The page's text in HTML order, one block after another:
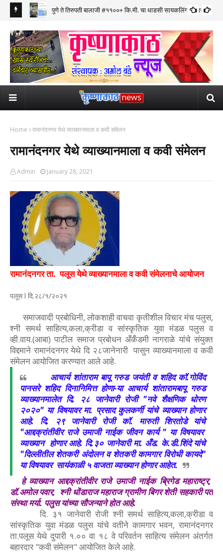
पुणे ते तिरुपती बालाजी #११००+ कि.मी. चा धाडसी सायकलिंग प्रवास पूर्ण
Home रामानंदनगर येथे व्याख्यानमाला व कवी संमेलन
रामानंदनगर येथे व्याख्यानमाला व कवी संमेलन
Admin January 28, 2021
रामानंदनगर ता. पलूस येथे व्याख्यानमाला व कवी संमेलनाचे आयोजन
पलूस l दि.२८/१/२०२१
समाजवादी प्रबोधिनी, लोकशाही वाचवा कृतीशील विचार मंच पलुस,
श्नी समर्थ साहित्य,कला,क्रीडा व सांस्कृतिक युवा मंडळ पलुस व
व्ही.वाय.(आबा) पाटील समाज प्रबोधन अँकँडमी नागराळे यांचे संयुक्त
विद्दमाने रामानंदनगर येथे दि २८जानेनारी पासुन व्याख्यानमाला व कवी
संमेलन आयोजित करण्यात आले आहे.
आचार्य शांताराम बापू गरुड जयंती व शहिद कॉ.गोविंद
पानसरे शहिद दिनानिमित्त होणा-या आचार्य शांतारामबापू गरुड
व्याख्यानमालेत दि. २८ जानेवारी रोजी "नवे शैक्षणिक धोरण
२०२०" या विषयावर मा. प्रसाद कुलकर्णी यांचे व्याख्यान होणार
आहे. दि. २९ जानेवारी रोजी कॉ. मारुती शिरतोडे यांचे
"आद्दक्रांतीवीर राजे उमाजी नाईक जीवन कार्य " या विषयावर
व्याख्यान होणार आहे. दि.३० जानेवारी मा. अँड. के.डी.शिंदे यांचे
"दिल्लीतील शेतकरी अंदोलन व शेतकरी कामगार विरोधी कायदे"
या विषयावर सायंकाळी ५ वाजता व्याख्यान होणार आहेत.
हे व्याख्यान आद्दक्रांतीवीर राजे उमाजी नाईक ब्रिगेड महाराष्ट्र,
डॉ.अमोल पवार, श्नी धोंडाराज महाराज ग्रामीण बिगर शेती सहकारी पत
संस्था मर्या. पलुस यांच्या सौजन्याने होत आहे.
दि. ३१ जानेवारी रोजी श्नी समर्थ साहित्य,कला,क्रीडा व
सांस्कृतिक युवा मंडळ पलुस यांचे वतीने कामगार भवन, रामानंदनगर
ता.पलूस येथे दुपारी १.०० वा १८ वे परिवर्तन साहित्य संमेलन अंतर्गत
बहारदार "कवी संमेलन" आयोजित केले आहे.